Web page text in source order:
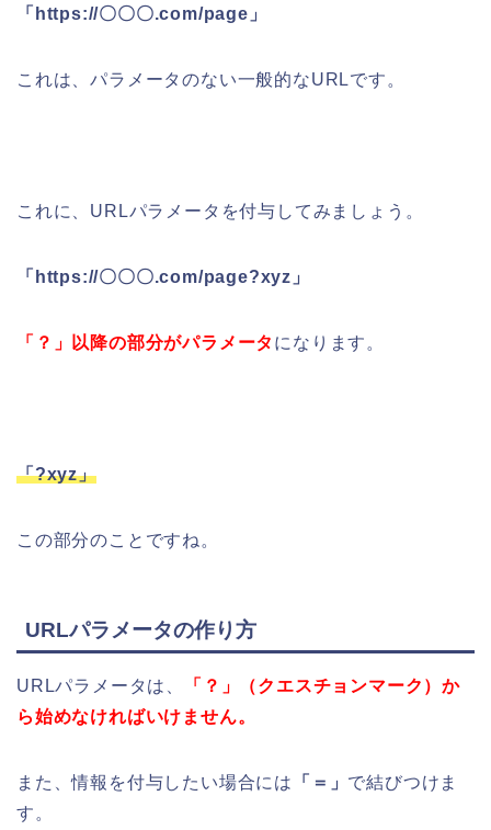
「https://〇〇〇.com/page」
これは、パラメータのない一般的なURLです。
これに、URLパラメータを付与してみましょう。
「https://〇〇〇.com/page?xyz」
「？」以降の部分がパラメータ になります。
「?xyz」
この部分のことですね。
URLパラメータの作り方
URLパラメータは、
「？」（クエスチョンマーク）か
ら始めなければいけません。
また、情報を付与したい場合には 「＝」 で結びつけま
す。